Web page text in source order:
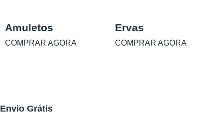
Amuletos
COMPRAR AGORA
Ervas
COMPRAR AGORA
Envio Grátis